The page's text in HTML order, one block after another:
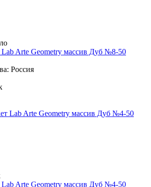
Arte Geometry массив Дуб №8-50
Россия
Arte Geometry массив Дуб №4-50